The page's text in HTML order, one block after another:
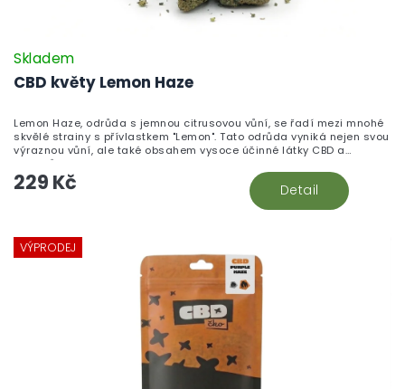
CBD květy Lemon Haze
Skladem
229 Kč Detail
Lemon Haze, odrůda s jemnou citrusovou vůní, se řadí mezi mnohé
skvělé strainy s přívlastkem "Lemon". Tato odrůda vyniká nejen svou
výraznou vůní, ale také obsahem vysoce účinné látky CBD a
terpenů.
VÝPRODEJ